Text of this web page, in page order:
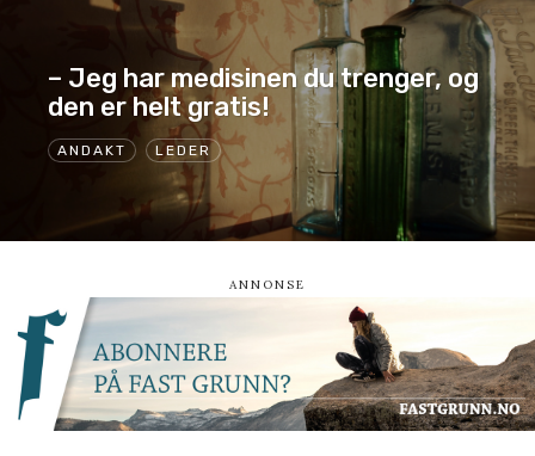
ANDAKT LEDER
– Jeg har medisinen du trenger, og
den er helt gratis!